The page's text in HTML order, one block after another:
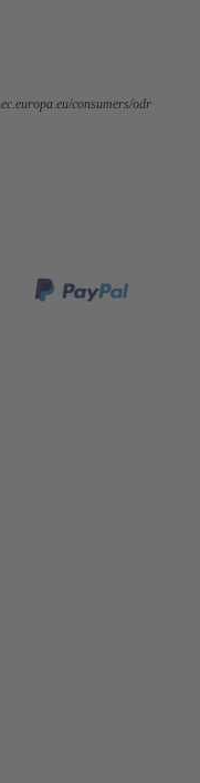
ec.europa.eu/consumers/odr